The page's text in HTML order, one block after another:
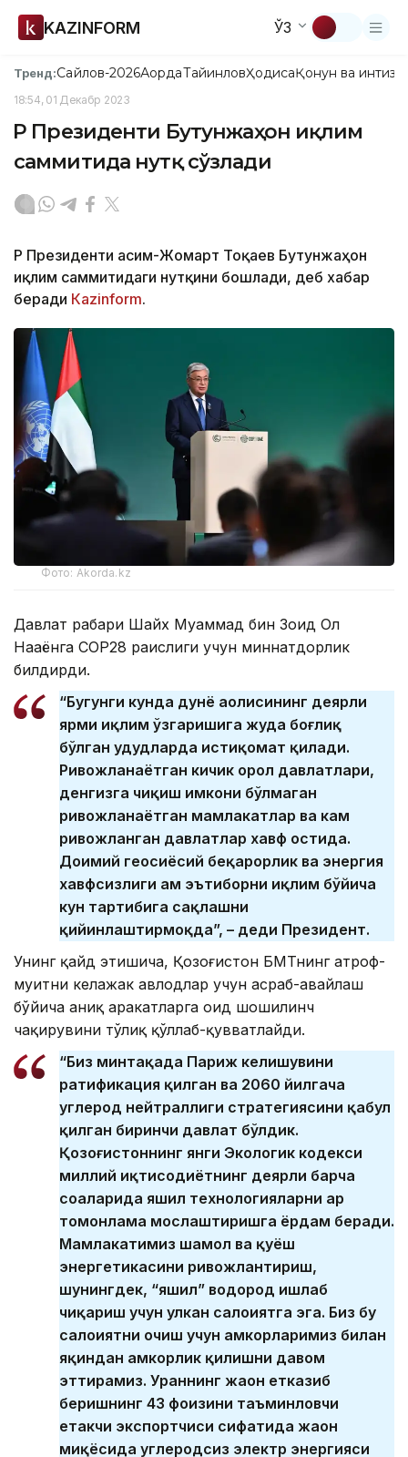
KAZINFORM ЎЗ
Тренд:Сайлов-2026АқордаТайинловҲодисаҚонун ва
18:54, 01 Декабр 2023
ҚР Президенти Бутунжаҳон иқлим
саммитида нутқ сўзлади
ҚР Президенти Қасим-Жомарт Тоқаев Бутунжаҳон
иқлим саммитидаги нутқини бошлади, деб хабар
беради Каzinform.
Фото: Akorda.kz
Давлат раҳбари Шайх Муҳаммад бин Зоид Ол
Наҳаёнга COP28 раислиги учун миннатдорлик
билдирди.
“Бугунги кунда дунё аҳолисининг деярли
ярми иқлим ўзгаришига жуда боғлиқ
бўлган ҳудудларда истиқомат қилади.
Ривожланаётган кичик орол давлатлари,
денгизга чиқиш имкони бўлмаган
ривожланаётган мамлакатлар ва кам
ривожланган давлатлар хавф остида.
Доимий геосиёсий беқарорлик ва энергия
хавфсизлиги ҳам эътиборни иқлим бўйича
кун тартибига сақлашни
қийинлаштирмоқда”, – деди Президент.
Унинг қайд этишича, Қозоғистон БМТнинг атроф-
муҳитни келажак авлодлар учун асраб-авайлаш
бўйича аниқ ҳаракатларга оид шошилинч
чақирувини тўлиқ қўллаб-қувватлайди.
“Биз минтақада Париж келишувини
ратификация қилган ва 2060 йилгача
углерод нейтраллиги стратегиясини қабул
қилган биринчи давлат бўлдик.
Қозоғистоннинг янги Экологик кодекси
миллий иқтисодиётнинг деярли барча
соҳаларида яшил технологияларни ҳар
томонлама мослаштиришга ёрдам беради.
Мамлакатимиз шамол ва қуёш
энергетикасини ривожлантириш,
шунингдек, “яшил” водород ишлаб
чиқариш учун улкан салоҳиятга эга. Биз бу
салоҳиятни очиш учун ҳамкорларимиз билан
яқиндан ҳамкорлик қилишни давом
эттирамиз. Ураннинг жаҳон етказиб
беришнинг 43 фоизини таъминловчи
етакчи экспортчиси сифатида жаҳон
миқёсида углеродсиз электр энергияси